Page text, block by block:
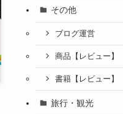
その他
ブログ運営
商品【レビュー】
書籍【レビュー】
旅行・観光